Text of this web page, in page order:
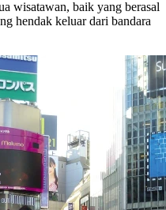
wisatawan, baik yang berasal
hendak keluar dari bandara